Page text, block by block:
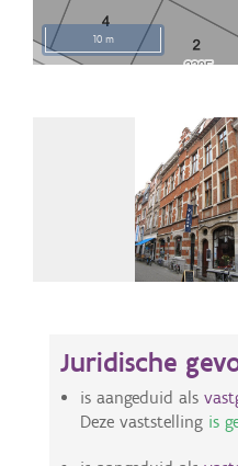
10 m
Juridische
is aangeduid als
Deze vaststelling is